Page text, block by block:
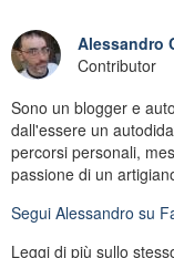
Alessandro
Contributor
Sono un blogger e
dall'essere un
percorsi personali,
passione di un
Segui Alessandro su
Leggi di più sullo